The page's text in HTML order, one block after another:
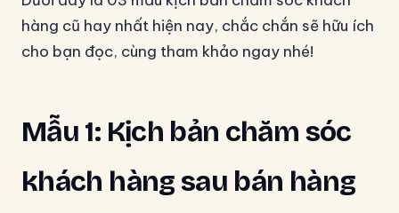
hàng cũ hay nhất hiện nay, chắc chắn sẽ hữu ích
cho bạn đọc, cùng tham khảo ngay nhé!
Mẫu 1: Kịch bản chăm sóc
khách hàng sau bán hàng